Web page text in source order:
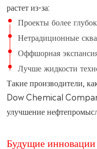
растет из-за:
Проекты более
Нетрадиционные
Оффшорная
Лучше жидкости
Такие производители,
Dow Chemical
улучшение
Будущие